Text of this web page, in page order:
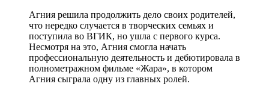
Агния решила продолжить дело своих родителей,
что нередко случается в творческих семьях и
поступила во ВГИК, но ушла с первого курса.
Несмотря на это, Агния смогла начать
профессиональную деятельность и дебютировала в
полнометражном фильме «Жара», в котором
Агния сыграла одну из главных ролей.